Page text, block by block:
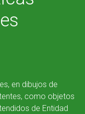
en dibujos de
como objetos
de Entidad